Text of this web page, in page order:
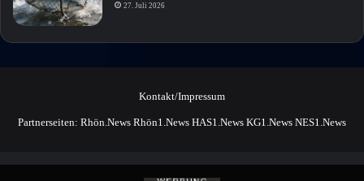
27. Juli 2026
Kontakt/Impressum
Partnerseiten: Rhön.News Rhön1.News HAS1.News KG1.News NES1.News